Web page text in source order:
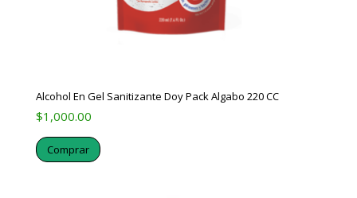
Alcohol En Gel Sanitizante Doy Pack Algabo 220 CC
$1,000.00
Comprar